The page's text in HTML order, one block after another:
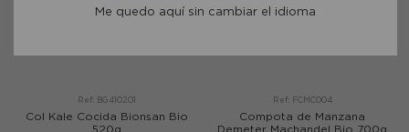
Ref: BG410201
Col Kale Cocida Bionsan Bio
520g
Ref: FCMC004
Compota de Manzana
Demeter Machandel Bio 700g
Me quedo aquí sin cambiar el idioma